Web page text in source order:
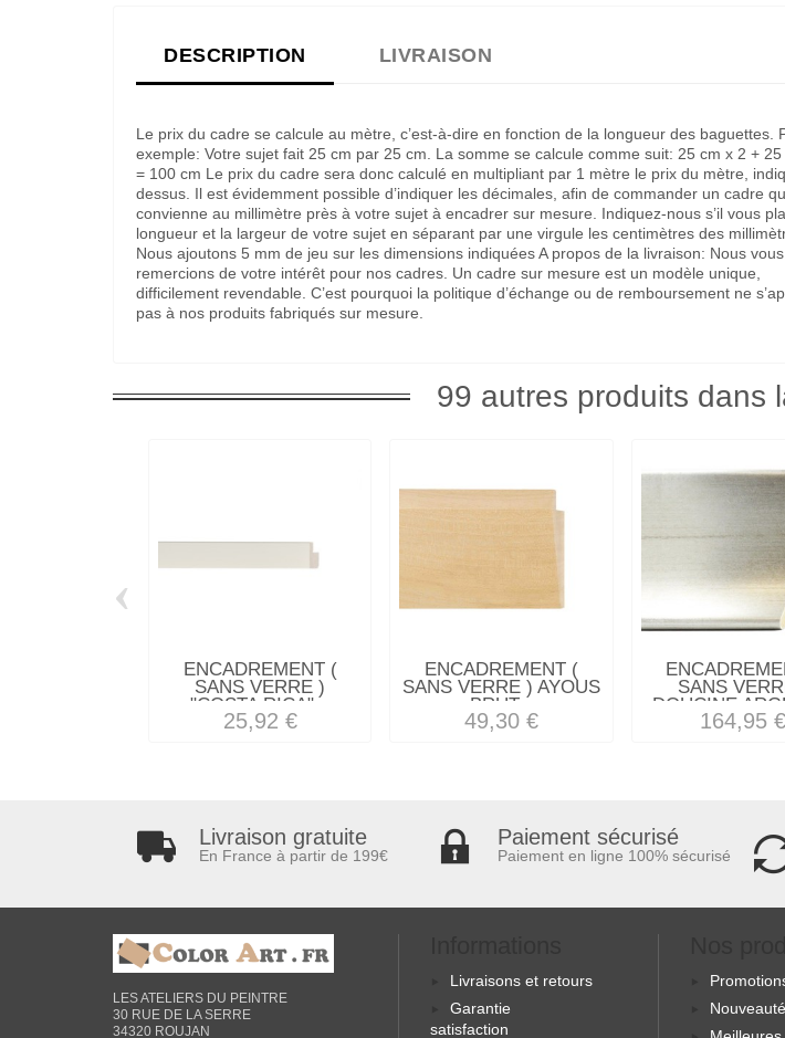
DESCRIPTION LIVRAISON
Le prix du cadre se calcule au mètre, c’est-à-dire en fonction de la longueur des baguettes.
exemple: Votre sujet fait 25 cm par 25 cm. La somme se calcule comme suit: 25 cm x 2 + 25
= 100 cm Le prix du cadre sera donc calculé en multipliant par 1 mètre le prix du mètre,
dessus. Il est évidemment possible d’indiquer les décimales, afin de commander un cadre
convienne au millimètre près à votre sujet à encadrer sur mesure. Indiquez-nous s’il vous
longueur et la largeur de votre sujet en séparant par une virgule les centimètres des
Nous ajoutons 5 mm de jeu sur les dimensions indiquées A propos de la livraison: Nous vous
remercions de votre intérêt pour nos cadres. Un cadre sur mesure est un modèle unique,
difficilement revendable. C’est pourquoi la politique d’échange ou de remboursement ne
pas à nos produits fabriqués sur mesure.
99 autres produits dans
ENCADREMENT (
SANS VERRE )
"COSTA RICA"...
25,92 €
ENCADREMENT (
SANS VERRE ) AYOUS
BRUT...
49,30 €
SANS
DOUCINE
164,95 €
‹
Livraison gratuite
En France à partir de 199€
Paiement sécurisé
Paiement en ligne 100% sécurisé
LES ATELIERS DU PEINTRE
30 RUE DE LA SERRE
34320 ROUJAN
Livraisons et retours
Garantie
satisfaction